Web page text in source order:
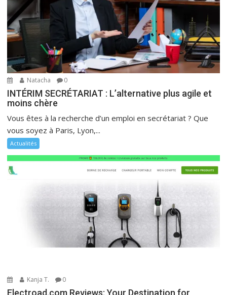
Natacha 0
INTÉRIM SECRÉTARIAT : L’alternative plus agile et
moins chère
Vous êtes à la recherche d’un emploi en secrétariat ? Que
vous soyez à Paris, Lyon,...
Actualités
Kanja T. 0
Electroad.com Reviews: Your Destination for